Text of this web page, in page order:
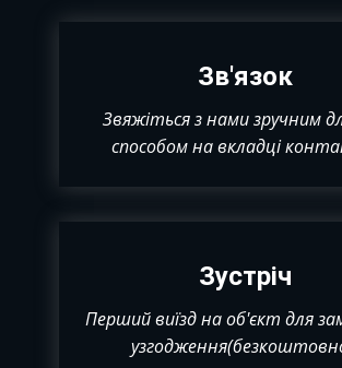
Зв'язок
Звяжіться з нами зручним
способом на вкладці
Зустріч
Перший виїзд на об'єкт для